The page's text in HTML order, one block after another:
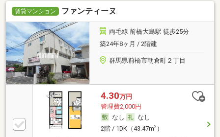
賃貸マンション ファンティーヌ
両毛線 前橋大島駅 徒歩25分
築24年8ヶ月 / 2階建
群馬県前橋市朝倉町２丁目
4.30万円
管理費2,000円
なし
なし
2階 / 1DK（43.47m2）